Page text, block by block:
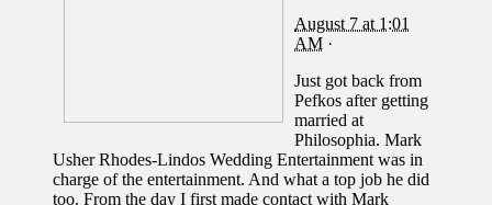
August 7 at 1:01
AM ·
Just got back from
Pefkos after getting
married at
Philosophia. Mark
Usher Rhodes-Lindos Wedding Entertainment was in
charge of the entertainment. And what a top job he did
too. From the day I first made contact with Mark